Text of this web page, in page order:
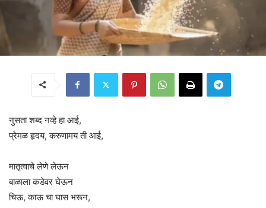
नुसता शब्द नव्हे हा आई,
प्रेमळ हृदय, करुणामय ती आई,
मातृत्वाचे लेणे लेऊन
बाळाला कडेवर घेऊन
चिऊ, काऊ चा घास भरून,